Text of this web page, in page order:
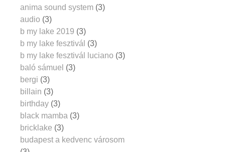
anima sound system (3)
audio (3)
b my lake 2019 (3)
b my lake fesztivál (3)
b my lake fesztivál luciano (3)
baló sámuel (3)
bergi (3)
billain (3)
birthday (3)
black mamba (3)
bricklake (3)
budapest a kedvenc városom